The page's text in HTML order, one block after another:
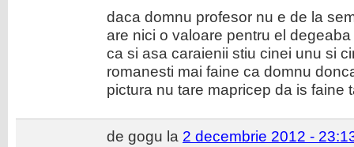
daca domnu profesor nu e de la
are nici o valoare pentru el
ca si asa caraienii stiu cinei unu si
romanesti mai faine ca domnu
pictura nu tare mapricep da is faine
de gogu la 2 decembrie 2012 -